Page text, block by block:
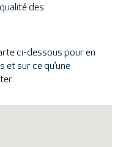
des
ci-dessous pour en
et sur ce qu’une